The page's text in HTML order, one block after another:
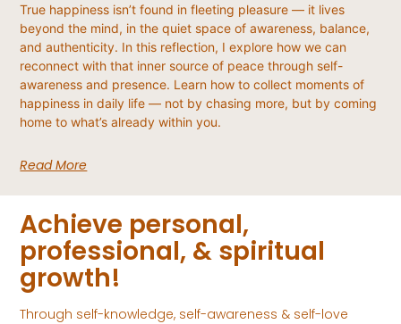
True happiness isn’t found in fleeting pleasure — it lives
beyond the mind, in the quiet space of awareness, balance,
and authenticity. In this reflection, I explore how we can
reconnect with that inner source of peace through self-
awareness and presence. Learn how to collect moments of
happiness in daily life — not by chasing more, but by coming
home to what’s already within you.
Read More
Achieve personal,
professional, & spiritual
growth!
Through self-knowledge, self-awareness & self-love